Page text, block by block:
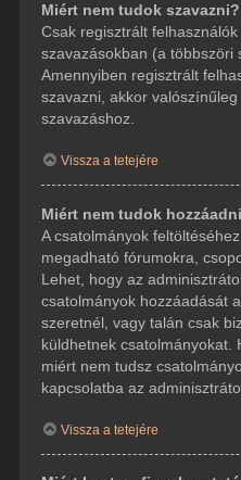
Miért nem tudok szavazni?
Csak regisztrált
szavazásokban (a többszöri
Amennyiben regisztrált
szavazni, akkor
szavazáshoz.
Vissza a tetejére
Miért nem tudok
A csatolmányok
megadható fórumokra,
Lehet, hogy az
csatolmányok hozzáadását
szeretnél, vagy talán csak
küldhetnek csatolmányokat.
miért nem tudsz
kapcsolatba az
Vissza a tetejére